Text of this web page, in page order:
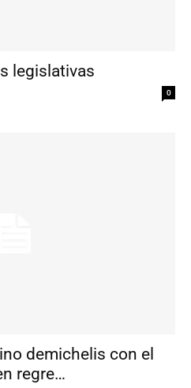
legislativas
0
demichelis con el
regre…